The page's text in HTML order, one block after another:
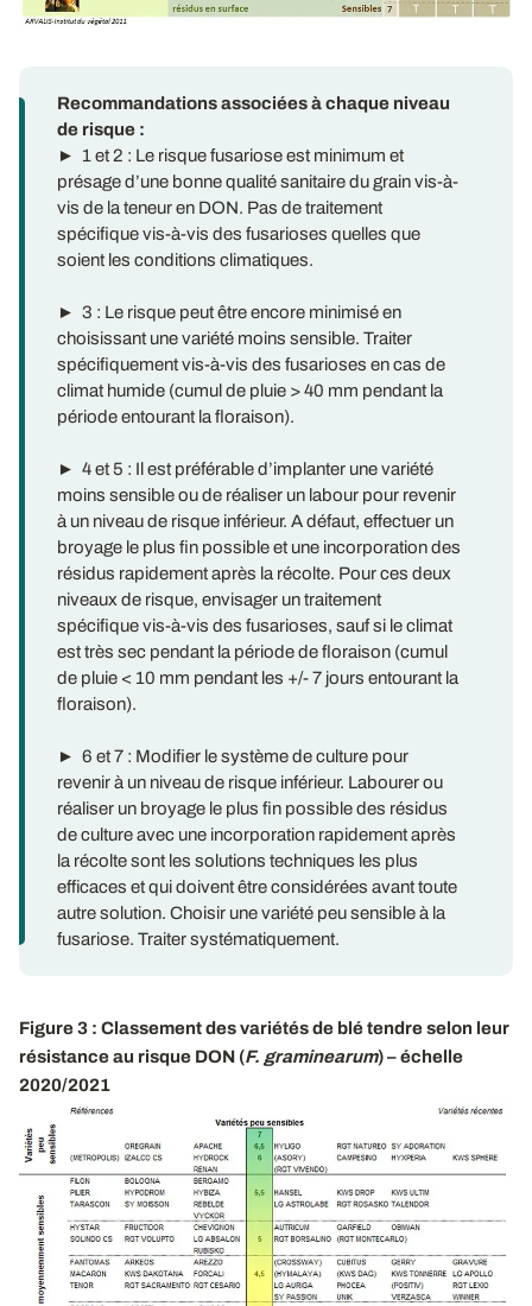
Recommandations associées à chaque niveau
de risque :
► 1 et 2 : Le risque fusariose est minimum et
présage d’une bonne qualité sanitaire du grain vis-à-
vis de la teneur en DON. Pas de traitement
spécifique vis-à-vis des fusarioses quelles que
soient les conditions climatiques.
► 3 : Le risque peut être encore minimisé en
choisissant une variété moins sensible. Traiter
spécifiquement vis-à-vis des fusarioses en cas de
climat humide (cumul de pluie > 40 mm pendant la
période entourant la floraison).
► 4 et 5 : Il est préférable d’implanter une variété
moins sensible ou de réaliser un labour pour revenir
à un niveau de risque inférieur. A défaut, effectuer un
broyage le plus fin possible et une incorporation des
résidus rapidement après la récolte. Pour ces deux
niveaux de risque, envisager un traitement
spécifique vis-à-vis des fusarioses, sauf si le climat
est très sec pendant la période de floraison (cumul
de pluie < 10 mm pendant les +/- 7 jours entourant la
floraison).
► 6 et 7 : Modifier le système de culture pour
revenir à un niveau de risque inférieur. Labourer ou
réaliser un broyage le plus fin possible des résidus
de culture avec une incorporation rapidement après
la récolte sont les solutions techniques les plus
efficaces et qui doivent être considérées avant toute
autre solution. Choisir une variété peu sensible à la
fusariose. Traiter systématiquement.
Figure 3 : Classement des variétés de blé tendre selon leur
résistance au risque DON (F. graminearum) – échelle
2020/2021